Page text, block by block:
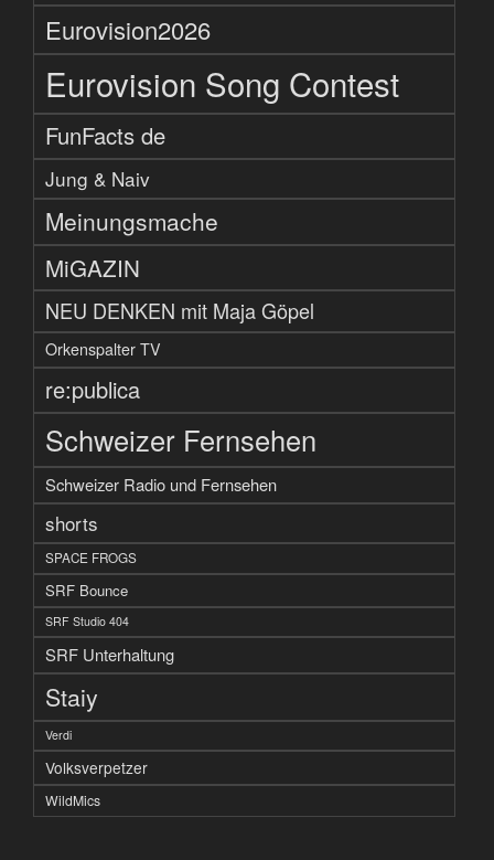
Eurovision2026
Eurovision Song Contest
FunFacts de
Jung & Naiv
Meinungsmache
MiGAZIN
NEU DENKEN mit Maja Göpel
Orkenspalter TV
re:publica
Schweizer Fernsehen
Schweizer Radio und Fernsehen
shorts
SPACE FROGS
SRF Bounce
SRF Studio 404
SRF Unterhaltung
Staiy
Verdi
Volksverpetzer
WildMics